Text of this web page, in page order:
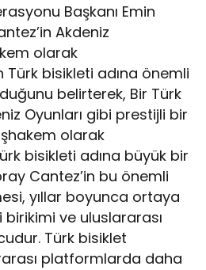
Başkanı Emin
Akdeniz
olarak
bisikleti adına önemli
belirterek, Bir Türk
Oyunları gibi prestijli bir
olarak
bisikleti adına büyük bir
Cantez’in bu önemli
yıllar boyunca ortaya
ve uluslararası
Türk bisiklet
platformlarda daha